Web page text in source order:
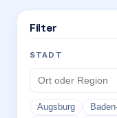
Filter
STADT
Augsburg